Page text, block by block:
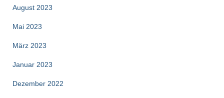
August 2023
Mai 2023
März 2023
Januar 2023
Dezember 2022